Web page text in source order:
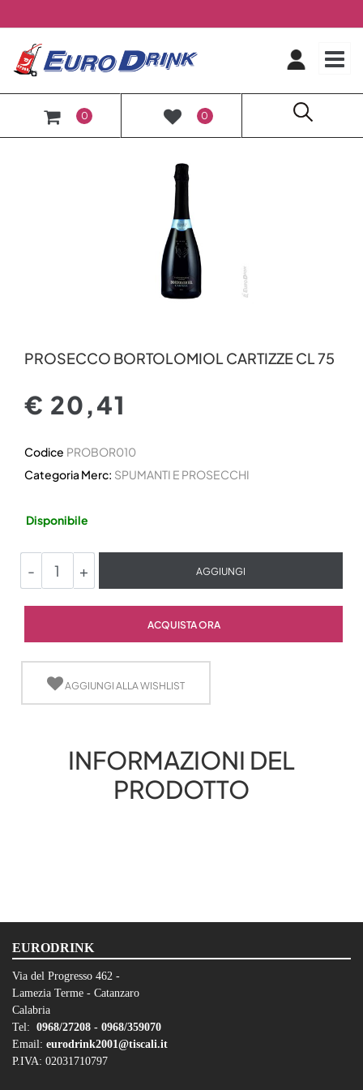
0 0
PROSECCO BORTOLOMIOL CARTIZZE CL 75
€ 20,41
Codice PROBOR010
Categoria Merc: SPUMANTI E PROSECCHI
Disponibile
AGGIUNGI
ACQUISTA ORA
AGGIUNGI ALLA WISHLIST
INFORMAZIONI DEL
PRODOTTO
EURODRINK
Via del Progresso 462 -
Lamezia Terme - Catanzaro
Calabria
Tel: 0968/27208 - 0968/359070
Email: eurodrink2001@tiscali.it
P.IVA: 02031710797